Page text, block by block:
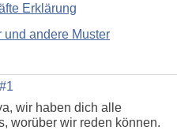
Erklärung
andere Muster
#1
wir haben dich alle
worüber wir reden können.